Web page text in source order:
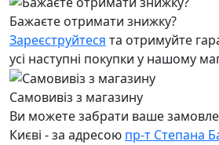
Бажаєте отримати знижку?
Зареєструйтеся та отримуйте
усі наступні покупки у нашому
Самовивіз з магазину
Ви можете забрати ваше
Києві - за адресою пр-т Степана